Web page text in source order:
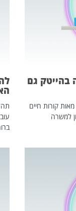
גם
קורות חיים
למשרה